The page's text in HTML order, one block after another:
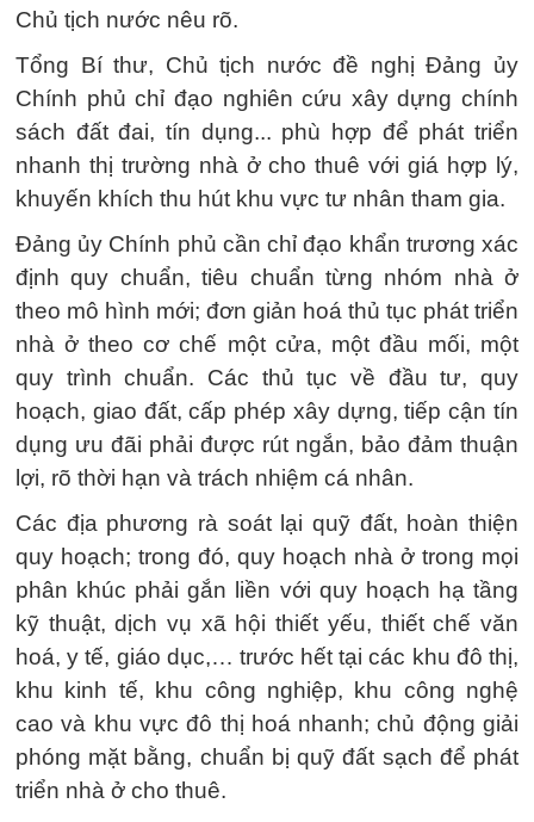
Chủ tịch nước nêu rõ.
Tổng Bí thư, Chủ tịch nước đề nghị Đảng ủy
Chính phủ chỉ đạo nghiên cứu xây dựng chính
sách đất đai, tín dụng... phù hợp để phát triển
nhanh thị trường nhà ở cho thuê với giá hợp lý,
khuyến khích thu hút khu vực tư nhân tham gia.
Đảng ủy Chính phủ cần chỉ đạo khẩn trương xác
định quy chuẩn, tiêu chuẩn từng nhóm nhà ở
theo mô hình mới; đơn giản hoá thủ tục phát triển
nhà ở theo cơ chế một cửa, một đầu mối, một
quy trình chuẩn. Các thủ tục về đầu tư, quy
hoạch, giao đất, cấp phép xây dựng, tiếp cận tín
dụng ưu đãi phải được rút ngắn, bảo đảm thuận
lợi, rõ thời hạn và trách nhiệm cá nhân.
Các địa phương rà soát lại quỹ đất, hoàn thiện
quy hoạch; trong đó, quy hoạch nhà ở trong mọi
phân khúc phải gắn liền với quy hoạch hạ tầng
kỹ thuật, dịch vụ xã hội thiết yếu, thiết chế văn
hoá, y tế, giáo dục,… trước hết tại các khu đô thị,
khu kinh tế, khu công nghiệp, khu công nghệ
cao và khu vực đô thị hoá nhanh; chủ động giải
phóng mặt bằng, chuẩn bị quỹ đất sạch để phát
triển nhà ở cho thuê.